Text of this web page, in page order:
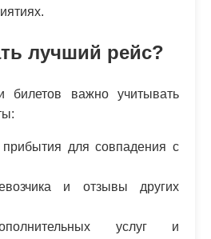
лучший рейс?
билетов важно учитывать
для совпадения с
и отзывы других
услуг и